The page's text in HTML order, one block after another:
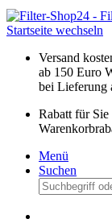
Versand
ab 150 Euro
bei Lieferung
Rabatt für Sie
Menü
Suchen